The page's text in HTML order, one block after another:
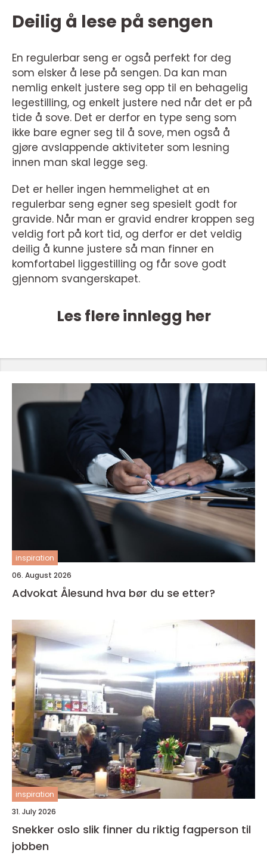
Deilig å lese på sengen
En regulerbar seng er også perfekt for deg
som elsker å lese på sengen. Da kan man
nemlig enkelt justere seg opp til en behagelig
legestilling, og enkelt justere ned når det er på
tide å sove. Det er derfor en type seng som
ikke bare egner seg til å sove, men også å
gjøre avslappende aktiviteter som lesning
innen man skal legge seg.
Det er heller ingen hemmelighet at en
regulerbar seng egner seg spesielt godt for
gravide. Når man er gravid endrer kroppen seg
veldig fort på kort tid, og derfor er det veldig
deilig å kunne justere så man finner en
komfortabel liggestilling og får sove godt
gjennom svangerskapet.
Les flere innlegg her
inspiration
06. August 2026
Advokat Ålesund hva bør du se etter?
inspiration
31. July 2026
Snekker oslo slik finner du riktig fagperson til
jobben